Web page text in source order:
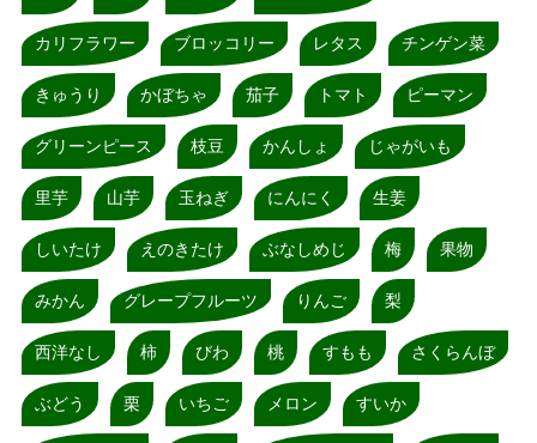
カリフラワー ブロッコリー レタス チンゲン菜
きゅうり かぼちゃ 茄子 トマト ピーマン
グリーンピース 枝豆 かんしょ じゃがいも
里芋 山芋 玉ねぎ にんにく 生姜
しいたけ えのきたけ ぶなしめじ 梅 果物
みかん グレープフルーツ りんご 梨
西洋なし 柿 びわ 桃 すもも さくらんぼ
ぶどう 栗 いちご メロン すいか